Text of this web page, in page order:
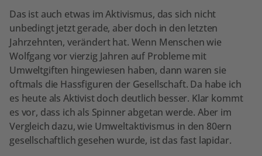
Das ist auch etwas im Aktivismus, das sich nicht
unbedingt jetzt gerade, aber doch in den letzten
Jahrzehnten, verändert hat. Wenn Menschen wie
Wolfgang vor vierzig Jahren auf Probleme mit
Umweltgiften hingewiesen haben, dann waren sie
oftmals die Hassfiguren der Gesellschaft. Da habe ich
es heute als Aktivist doch deutlich besser. Klar kommt
es vor, dass ich als Spinner abgetan werde. Aber im
Vergleich dazu, wie Umweltaktivismus in den 80ern
gesellschaftlich gesehen wurde, ist das fast lapidar.